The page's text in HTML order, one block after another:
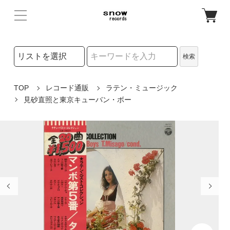
検索リストの選択
検索
TOP レコード通販
ラテン・ミュージック
見砂直照と東京キューバン・ボー